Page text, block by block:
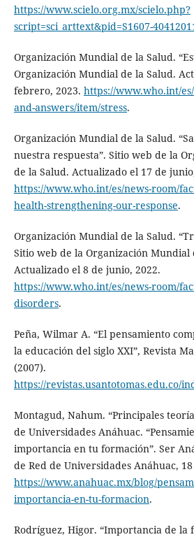
https://www.scielo.org.mx/scielo.php?
script=sci_arttext&pid=S1607-
Organización Mundial de la Salud.
Organización Mundial de la Salud.
febrero, 2023. https://www.who.int/
and-answers/item/stress.
Organización Mundial de la Salud.
nuestra respuesta”. Sitio web de la
de la Salud. Actualizado el 17 de
https://www.who.int/es/news-room/
health-strengthening-our-response.
Organización Mundial de la Salud.
Sitio web de la Organización Mundial
Actualizado el 8 de junio, 2022.
https://www.who.int/es/news-room/
disorders.
Peña, Wilmar A. “El pensamiento
la educación del siglo XXI”, Revista
(2007).
https://revistas.usantotomas.edu.co/
Montagud, Nahum. “Principales
de Universidades Anáhuac.
importancia en tu formación”. Ser
de Red de Universidades Anáhuac,
https://www.anahuac.mx/blog/
importancia-en-tu-formacion.
Rodríguez, Higor. “Importancia de la